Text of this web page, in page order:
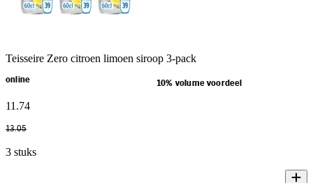
Teisseire Zero citroen limoen siroop 3-pack
online 10% volume voordeel
11 .74
13.05
3 stuks